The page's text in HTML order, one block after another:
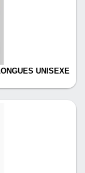
UNISEXE